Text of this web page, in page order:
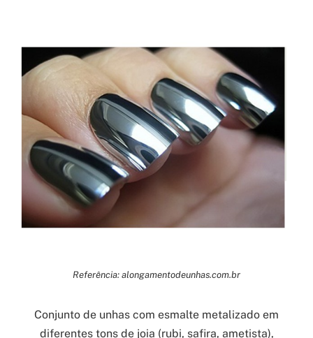
Referência: alongamentodeunhas.com.br
Conjunto de unhas com esmalte metalizado em
diferentes tons de joia (rubi, safira, ametista),